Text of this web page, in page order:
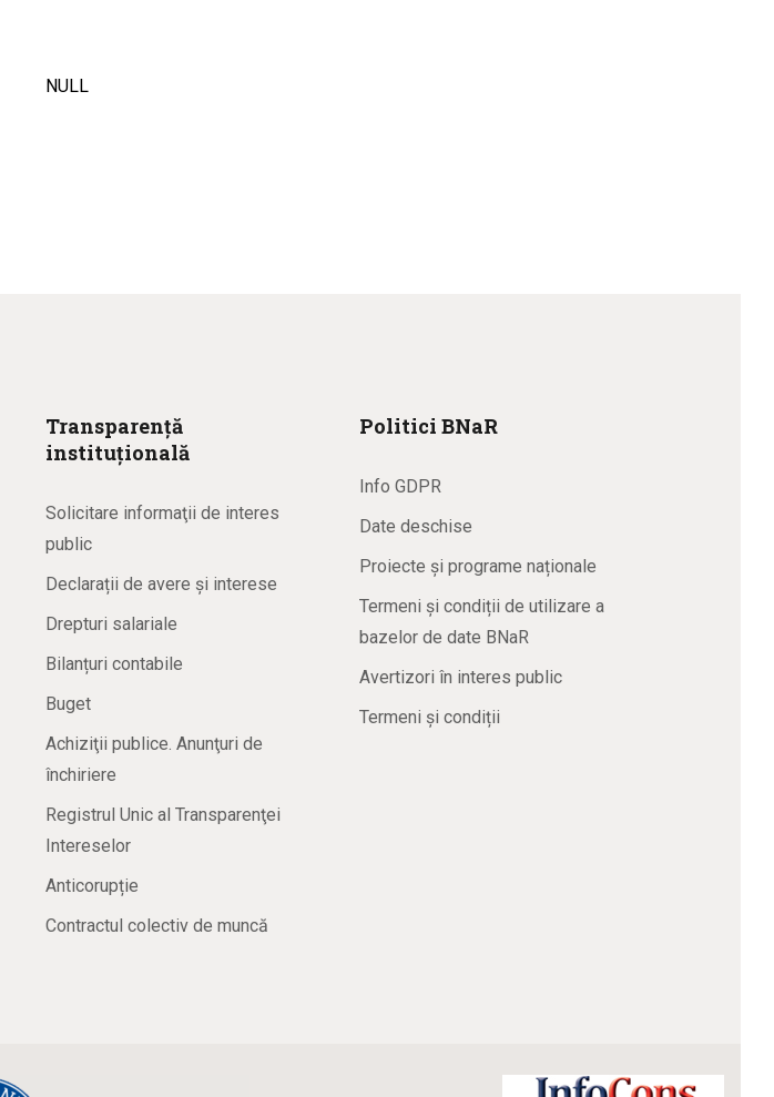
NULL
Transparență
instituțională
Solicitare informaţii de interes
public
Declarații de avere și interese
Drepturi salariale
Bilanțuri contabile
Buget
Achiziţii publice. Anunţuri de
închiriere
Registrul Unic al Transparenţei
Intereselor
Anticorupție
Contractul colectiv de muncă
Politici BNaR
Info GDPR
Date deschise
Proiecte și programe naționale
Termeni și condiții de utilizare a
bazelor de date BNaR
Avertizori în interes public
Termeni și condiții